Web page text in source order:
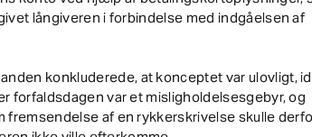
långiveren i forbindelse med indgåelsen af
konkluderede, at konceptet var ulovligt,
forfaldsdagen var et misligholdelsesgebyr, og
fremsendelse af en rykkerskrivelse skulle